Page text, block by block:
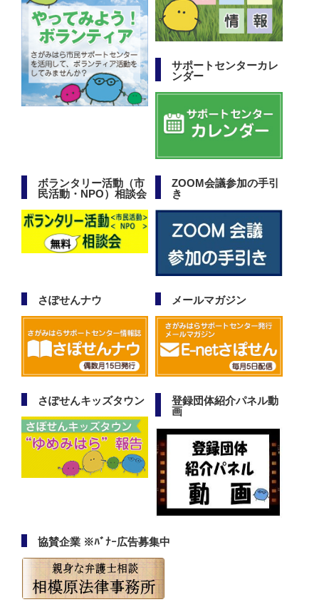
サポートセンターカレ
ンダー
ボランタリー活動（市
民活動・NPO）相談会
ZOOM会議参加の手引
き
さぽせんナウ メールマガジン
さぽせんキッズタウン
登録団体紹介パネル動
画
協賛企業 ※ﾊﾞﾅｰ広告募集中